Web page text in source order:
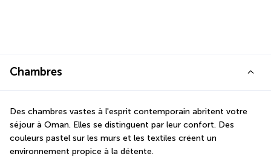
Chambres
Des chambres vastes à l'esprit contemporain abritent votre
séjour à Oman. Elles se distinguent par leur confort. Des
couleurs pastel sur les murs et les textiles créent un
environnement propice à la détente.